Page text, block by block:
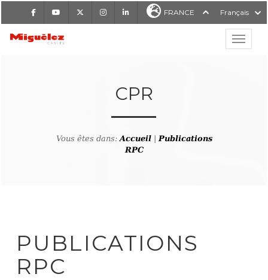
FacebookYoutube InstagramLinkedIn FRANCE Français
Miguélez Cables
CPR
Vous êtes dans:Accueil|Publications
RPC
PUBLICATIONS
RPC